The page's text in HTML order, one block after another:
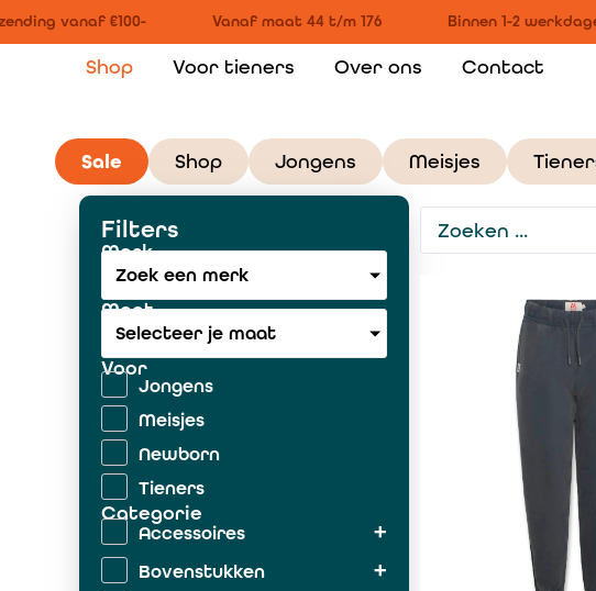
vanaf €100- Vanaf maat 44 t/m 176 Binnen 1-2
Shop Voor tieners Over ons Contact
Sale Shop Jongens Meisjes
Filters
Merk
Zoek een merk
Maat
Selecteer je maat
Voor
Jongens
Meisjes
Newborn
Tieners
Categorie
Accessoires
Bovenstukken